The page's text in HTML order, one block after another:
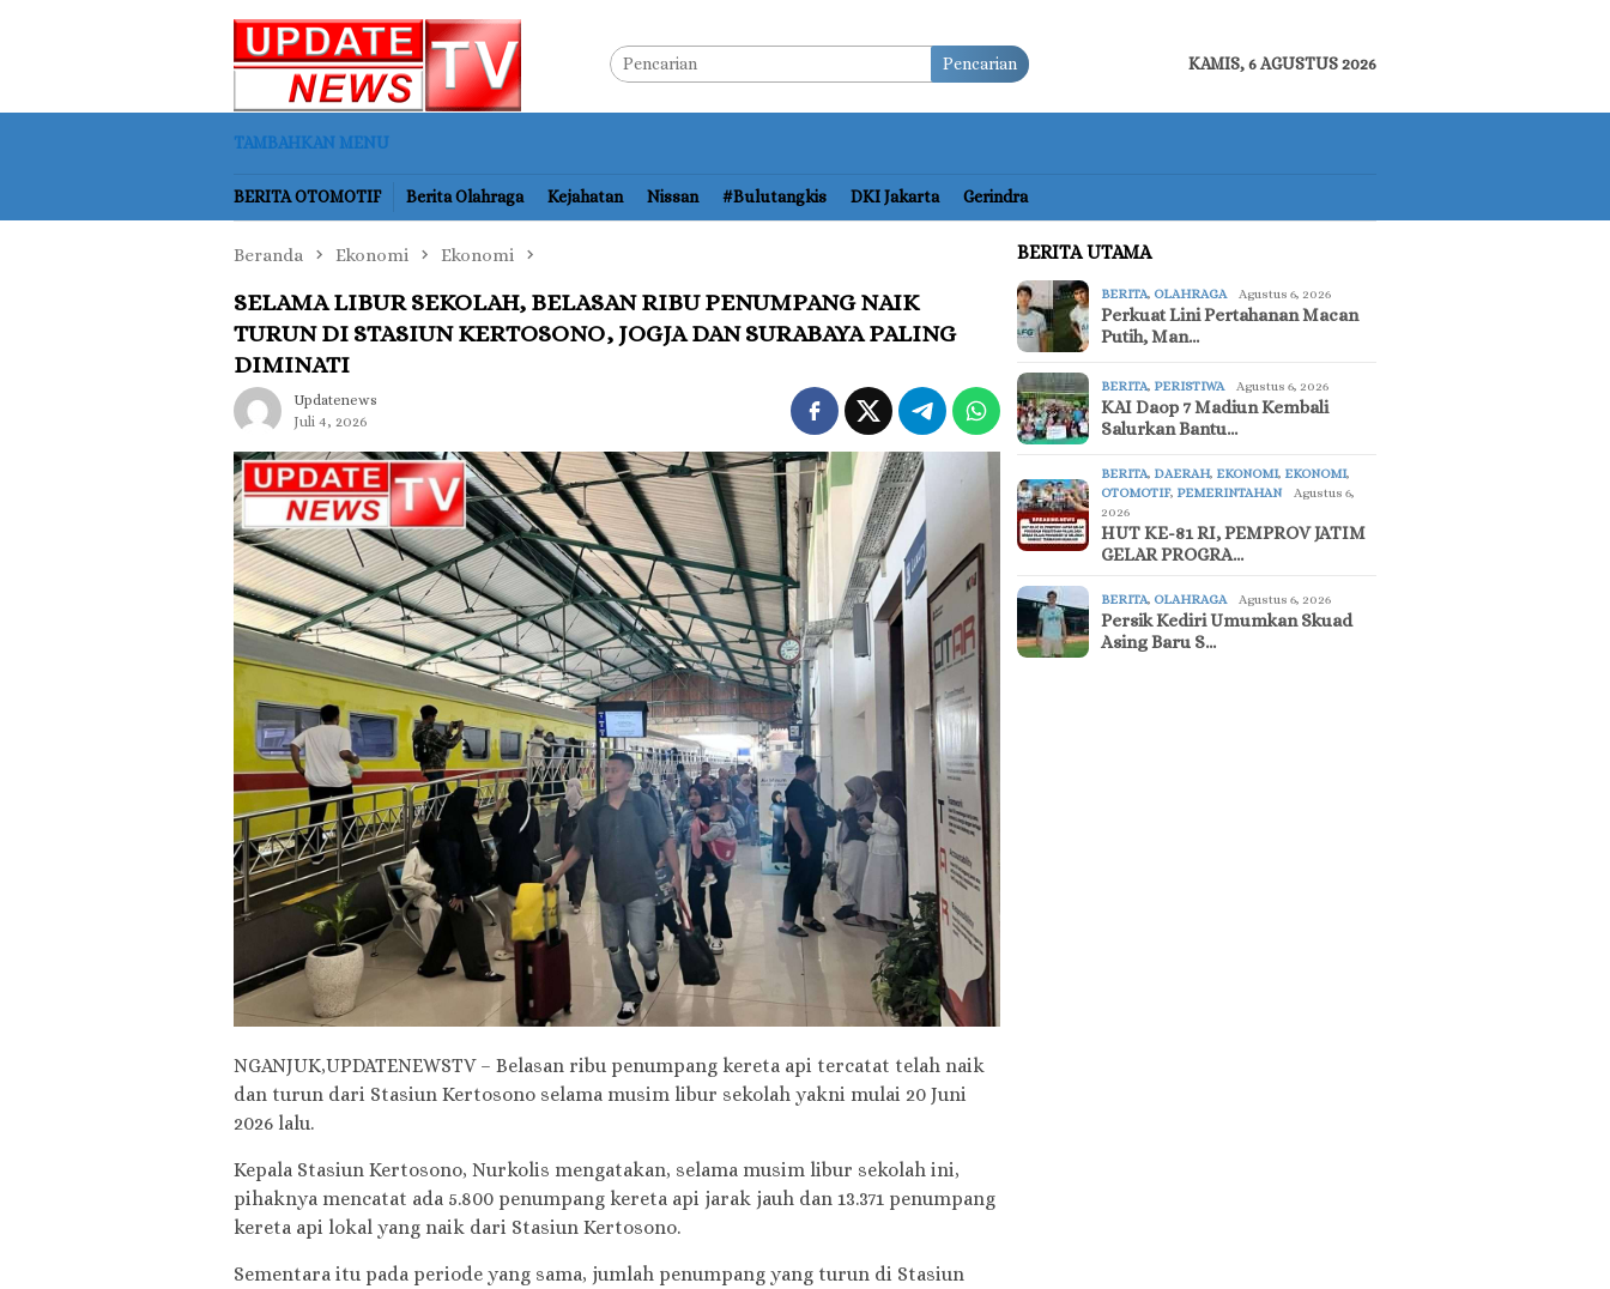
Pencarian KAMIS, 6 AGUSTUS 2026
TAMBAHKAN MENU
BERITA OTOMOTIF Berita Olahraga Kejahatan Nissan #bulutangkis DKI Jakarta Gerindra
Beranda Ekonomi Ekonomi
SELAMA LIBUR SEKOLAH, BELASAN RIBU PENUMPANG NAIK
TURUN DI STASIUN KERTOSONO, JOGJA DAN SURABAYA PALING
DIMINATI
Updatenews
Juli 4, 2026
NGANJUK,UPDATENEWSTV – Belasan ribu penumpang kereta api tercatat telah naik
dan turun dari Stasiun Kertosono selama musim libur sekolah yakni mulai 20 Juni
2026 lalu.
Kepala Stasiun Kertosono, Nurkolis mengatakan, selama musim libur sekolah ini,
pihaknya mencatat ada 5.800 penumpang kereta api jarak jauh dan 13.371 penumpang
kereta api lokal yang naik dari Stasiun Kertosono.
Sementara itu pada periode yang sama, jumlah penumpang yang turun di Stasiun
BERITA UTAMA
BERITA, OLAHRAGA Agustus 6, 2026
Perkuat Lini Pertahanan Macan
Putih, Man…
BERITA, PERISTIWA Agustus 6, 2026
KAI Daop 7 Madiun Kembali
Salurkan Bantu…
BERITA, DAERAH, EKONOMI, EKONOMI,
OTOMOTIF, PEMERINTAHAN
Agustus 6,
2026
HUT KE-81 RI, PEMPROV JATIM
GELAR PROGRA…
BERITA, OLAHRAGA Agustus 6, 2026
Persik Kediri Umumkan Skuad
Asing Baru S…